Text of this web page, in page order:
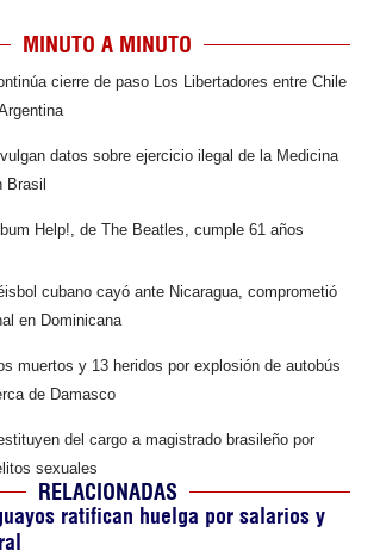
MINUTO A MINUTO
cierre de paso Los Libertadores entre Chile
datos sobre ejercicio ilegal de la Medicina
Brasil
Help!, de The Beatles, cumple 61 años
cubano cayó ante Nicaragua, comprometió
en Dominicana
muertos y 13 heridos por explosión de autobús
de Damasco
del cargo a magistrado brasileño por
sexuales
RELACIONADAS
ratifican huelga por salarios y